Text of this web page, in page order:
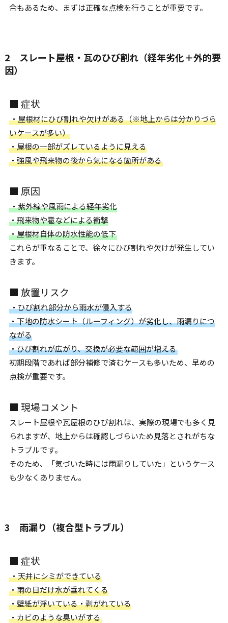
合もあるため、まずは正確な点検を行うことが重要です。
2 スレート屋根・瓦のひび割れ（経年劣化＋外的要
因）
■ 症状
・屋根材にひび割れや欠けがある（※地上からは分かりづら
いケースが多い）
・屋根の一部がズレているように見える
・強風や飛来物の後から気になる箇所がある
■ 原因
・紫外線や風雨による経年劣化
・飛来物や雹などによる衝撃
・屋根材自体の防水性能の低下
これらが重なることで、徐々にひび割れや欠けが発生してい
きます。
■ 放置リスク
・ひび割れ部分から雨水が侵入する
・下地の防水シート（ルーフィング）が劣化し、雨漏りにつ
ながる
・ひび割れが広がり、交換が必要な範囲が増える
初期段階であれば部分補修で済むケースも多いため、早めの
点検が重要です。
■ 現場コメント
スレート屋根や瓦屋根のひび割れは、実際の現場でも多く見
られますが、地上からは確認しづらいため見落とされがちな
トラブルです。
そのため、「気づいた時には雨漏りしていた」というケース
も少なくありません。
3 雨漏り（複合型トラブル）
■ 症状
・天井にシミができている
・雨の日だけ水が垂れてくる
・壁紙が浮いている・剥がれている
・カビのような臭いがする